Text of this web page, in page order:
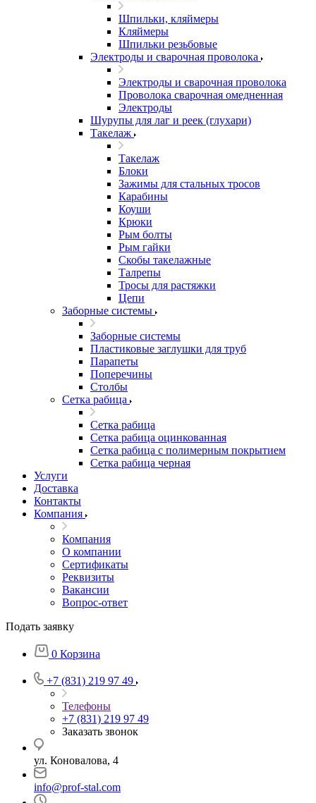
Шпильки, кляймеры
Кляймеры
Шпильки резьбовые
Электроды и сварочная проволока
Электроды и сварочная проволока
Проволока сварочная омедненная
Электроды
Шурупы для лаг и реек (глухари)
Такелаж
Такелаж
Блоки
Зажимы для стальных тросов
Карабины
Коуши
Крюки
Рым болты
Рым гайки
Скобы такелажные
Талрепы
Тросы для растяжки
Цепи
Заборные системы
Заборные системы
Пластиковые заглушки для труб
Парапеты
Поперечины
Столбы
Сетка рабица
Сетка рабица
Сетка рабица оцинкованная
Сетка рабица с полимерным покрытием
Сетка рабица черная
Услуги
Доставка
Контакты
Компания
Компания
О компании
Сертификаты
Реквизиты
Вакансии
Вопрос-ответ
Подать заявку
0 Корзина
+7 (831) 219 97 49
Телефоны
+7 (831) 219 97 49
Заказать звонок
ул. Коновалова, 4
info@prof-stal.com